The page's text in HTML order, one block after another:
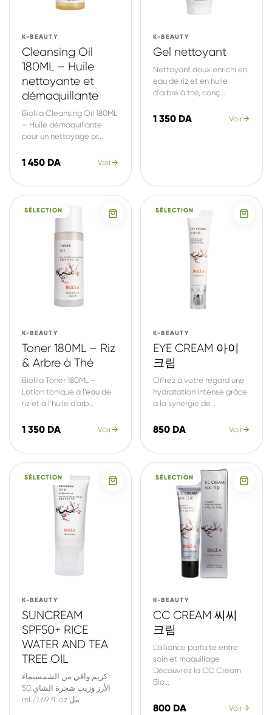
K-BEAUTY
Cleansing Oil
180ML – Huile
nettoyante et
démaquillante
Biolila Cleansing Oil 180ML
– Huile démaquillante
pour un nettoyage pr...
1 450 DA Voir
K-BEAUTY
Gel nettoyant
Nettoyant doux enrichi en
eau de riz et en huile
d’arbre à thé, conç...
1 350 DA Voir
SÉLECTION
K-BEAUTY
Toner 180ML – Riz
& Arbre à Thé
Biolila Toner 180ML –
Lotion tonique à l’eau de
riz et à l’huile d’arb...
1 350 DA Voir
SÉLECTION
K-BEAUTY
EYE CREAM 아이
크림
Offrez à votre regard une
hydratation intense grâce
à la synergie de...
850 DA Voir
SÉLECTION
K-BEAUTY
SUNCREAM
SPF50+ RICE
WATER AND TEA
TREE OIL
كريم واقي من الشمسبماء
الأرز وزيت شجرة الشاي.50
mL/1.69 fl. oz مل
SÉLECTION
K-BEAUTY
CC CREAM 씨씨
크림
L'alliance parfaite entre
soin et maquillage
Découvrez la CC Cream
Bio...
800 DA Voir